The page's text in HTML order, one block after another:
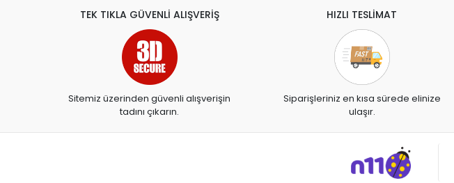
APRİL
ARKADAŞ YAYINCILIK
ARTDECO
ARTDECO 140
ARTEMİS YAYINLARI
TEK TIKLA GÜVENLİ ALIŞVERİŞ
Sitemiz üzerinden güvenli alışverişin
tadını çıkarın.
HIZLI TESLİMAT
Siparişleriniz en kısa sürede elinize
ulaşır.